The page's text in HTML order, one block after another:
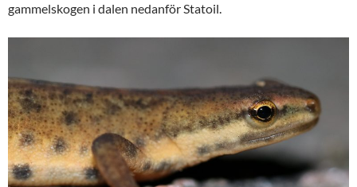
gammelskogen i dalen nedanför Statoil.